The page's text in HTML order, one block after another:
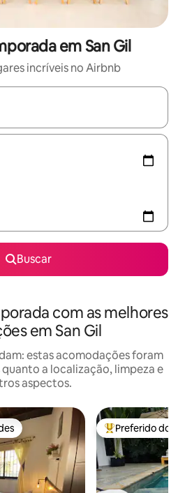
em San Gil
incríveis no Airbnb
disponíveis, explore-os
Buscar
com as melhores
em San Gil
estas acomodações foram
a localização, limpeza e
aspectos.
dos hóspedes Entre os
Preferido dos